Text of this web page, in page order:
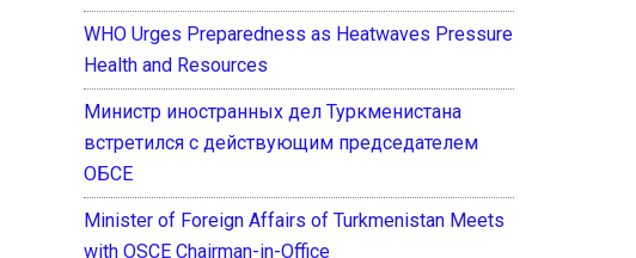
WHO Urges Preparedness as Heatwaves Pressure
Health and Resources
Министр иностранных дел Туркменистана
встретился с действующим председателем
ОБСЕ
Minister of Foreign Affairs of Turkmenistan Meets
with OSCE Chairman-in-Office